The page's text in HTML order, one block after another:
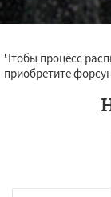
Чтобы процесс
приобретите